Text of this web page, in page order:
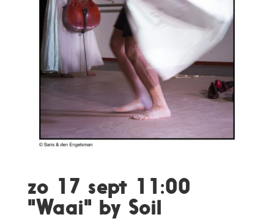
zo 17 sept 11:00
"Waai" by Soil